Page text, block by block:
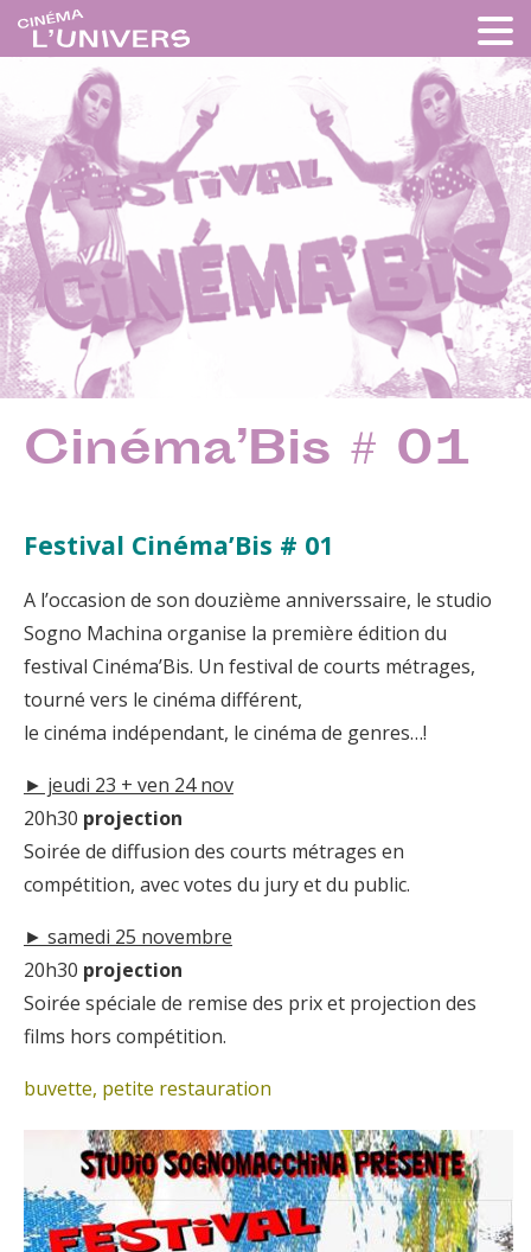
Cinéma’Bis # 01
Festival Cinéma’Bis # 01
A l’occasion de son douzième anniverssaire, le studio
Sogno Machina organise la première édition du
festival Cinéma’Bis. Un festival de courts métrages,
tourné vers le cinéma différent,
le cinéma indépendant, le cinéma de genres…!
► jeudi 23 + ven 24 nov
20h30 projection
Soirée de diffusion des courts métrages en
compétition, avec votes du jury et du public.
► samedi 25 novembre
20h30 projection
Soirée spéciale de remise des prix et projection des
films hors compétition.
buvette, petite restauration